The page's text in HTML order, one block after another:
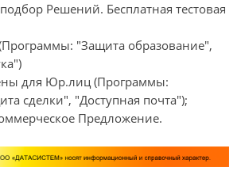
Решений. Бесплатная тестовая
"Защита образование",
для Юр.лиц (Программы:
сделки", "Доступная почта");
Предложение.